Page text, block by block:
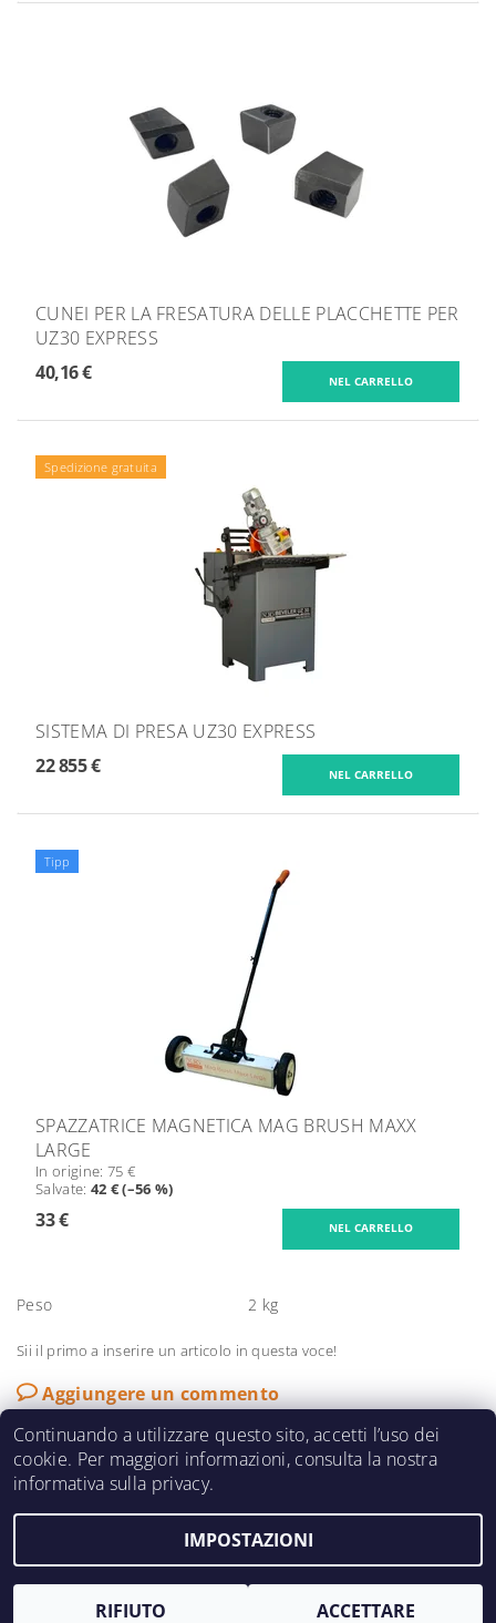
CUNEI PER LA FRESATURA DELLE PLACCHETTE PER
UZ30 EXPRESS
40,16 €
Spedizione gratuita
SISTEMA DI PRESA UZ30 EXPRESS
22 855 €
Tipp
SPAZZATRICE MAGNETICA MAG BRUSH MAXX
LARGE
In origine: 75 €
Salvate: 42 € (–56 %)
33 €
Peso 2 kg
Sii il primo a inserire un articolo in questa voce!
Aggiungere un commento
NKO Anfasmaschinen, tutti i diritti riservati.
impostazioni dei cookie
Continuando a utilizzare questo sito, accetti l’uso dei
cookie. Per maggiori informazioni, consulta la nostra
informativa sulla privacy.
IMPOSTAZIONI
RIFIUTO ACCETTARE